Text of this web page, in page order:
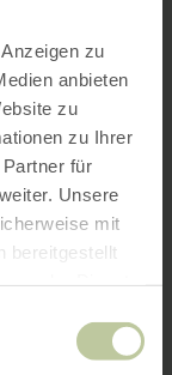
zu
anbieten
zu
zu Ihrer
für
Unsere
mit
bereitgestellt